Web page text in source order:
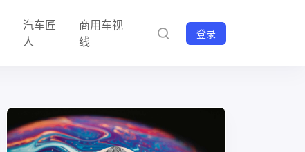
汽车匠
人
商用车视
线
登录